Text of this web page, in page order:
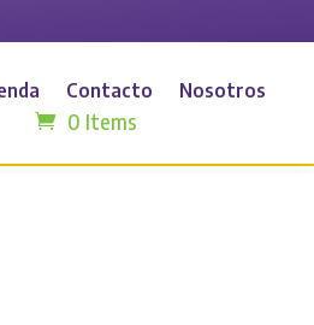
Contacto Nosotros
0 Items